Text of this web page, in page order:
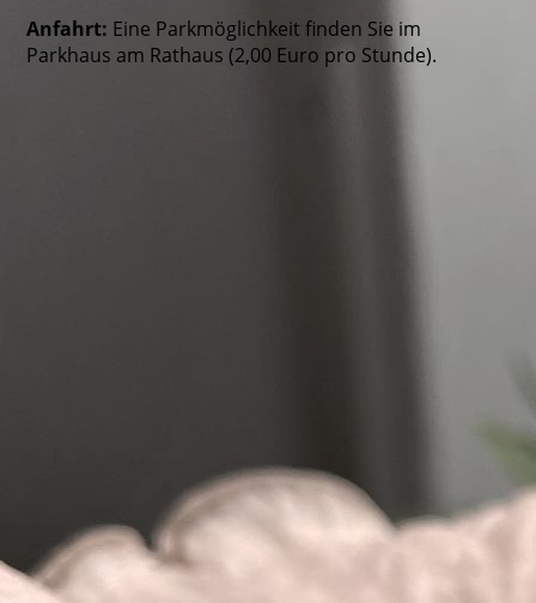
Anfahrt: Eine Parkmöglichkeit finden Sie im
Parkhaus am Rathaus (2,00 Euro pro Stunde).